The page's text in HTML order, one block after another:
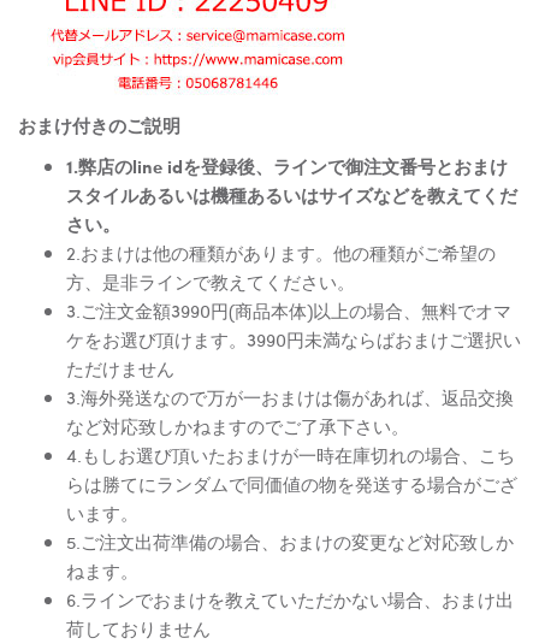
おまけ付きのご説明
1.弊店のline idを登録後、ラインで御注文番号とおまけ
スタイルあるいは機種あるいはサイズなどを教えてくだ
さい。
2.おまけは他の種類があります。他の種類がご希望の
方、是非ラインで教えてください。
3.ご注文金額3990円(商品本体)以上の場合、無料でオマ
ケをお選び頂けます。3990円未満ならばおまけご選択い
ただけません
3.海外発送なので万が一おまけは傷があれば、返品交換
など対応致しかねますのでご了承下さい。
4.もしお選び頂いたおまけが一時在庫切れの場合、こち
らは勝てにランダムで同価値の物を発送する場合がござ
います。
5.ご注文出荷準備の場合、おまけの変更など対応致しか
ねます。
6.ラインでおまけを教えていただかない場合、おまけ出
荷しておりません